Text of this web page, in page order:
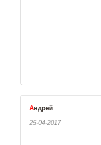
Андрей
25-04-2017